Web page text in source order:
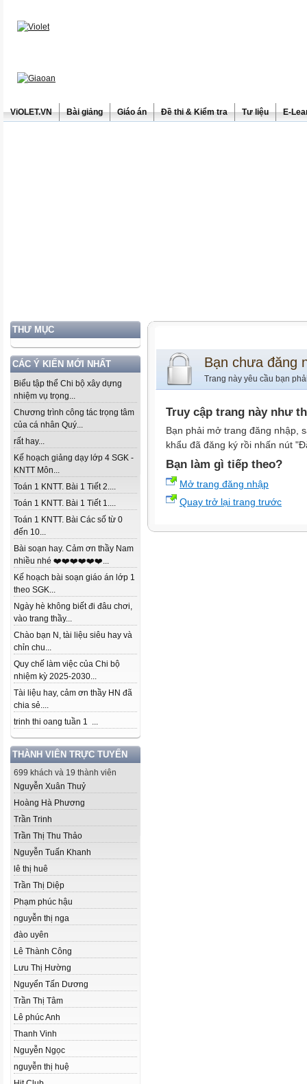
ViOLET.VN Bài giảng Giáo án Đề thi & Kiểm tra Tư liệu E-
THƯ MỤC
CÁC Ý KIẾN MỚI NHẤT
Biểu tập thể Chi bộ xây dựng
nhiệm vụ trọng...
Chương trình công tác trọng tâm
của cá nhân Quý...
rất hay...
Kế hoạch giảng dạy lớp 4 SGK -
KNTT Môn...
Toán 1 KNTT. Bài 1 Tiết 2....
Toán 1 KNTT. Bài 1 Tiết 1....
Toán 1 KNTT. Bài Các số từ 0
đến 10...
Bài soạn hay. Cảm ơn thầy Nam
nhiều nhé ❤️❤️❤️❤️❤️❤️...
Kế hoạch bài soạn giáo án lớp 1
theo SGK...
Ngày hè không biết đi đâu chơi,
vào trang thầy...
Chào bạn N, tài liệu siêu hay và
chỉn chu...
Quy chế làm việc của Chi bộ
nhiệm kỳ 2025-2030...
Tài liệu hay, cảm ơn thầy HN đã
chia sẻ....
trinh thi oang tuần 1 ...
THÀNH VIÊN TRỰC TUYẾN
699 khách và 19 thành viên
Nguyễn Xuân Thuỷ
Hoàng Hà Phương
Trần Trinh
Trần Thị Thu Thảo
Nguyễn Tuấn Khanh
lê thị huê
Trần Thị Diệp
Phạm phúc hậu
nguyễn thị nga
đào uyên
Lê Thành Công
Lưu Thị Hường
Nguyển Tấn Dương
Trần Thị Tâm
Lê phúc Anh
Thanh Vinh
Nguyễn Ngọc
nguyễn thị huệ
Bạn chưa đăng
Trang này yêu cầu bạn
Truy cập trang này như
Bạn phải mở trang đăng nhập,
khẩu đã đăng ký rồi nhấn nút
Bạn làm gì tiếp theo?
Mở trang đăng nhập
Quay trở lại trang trước